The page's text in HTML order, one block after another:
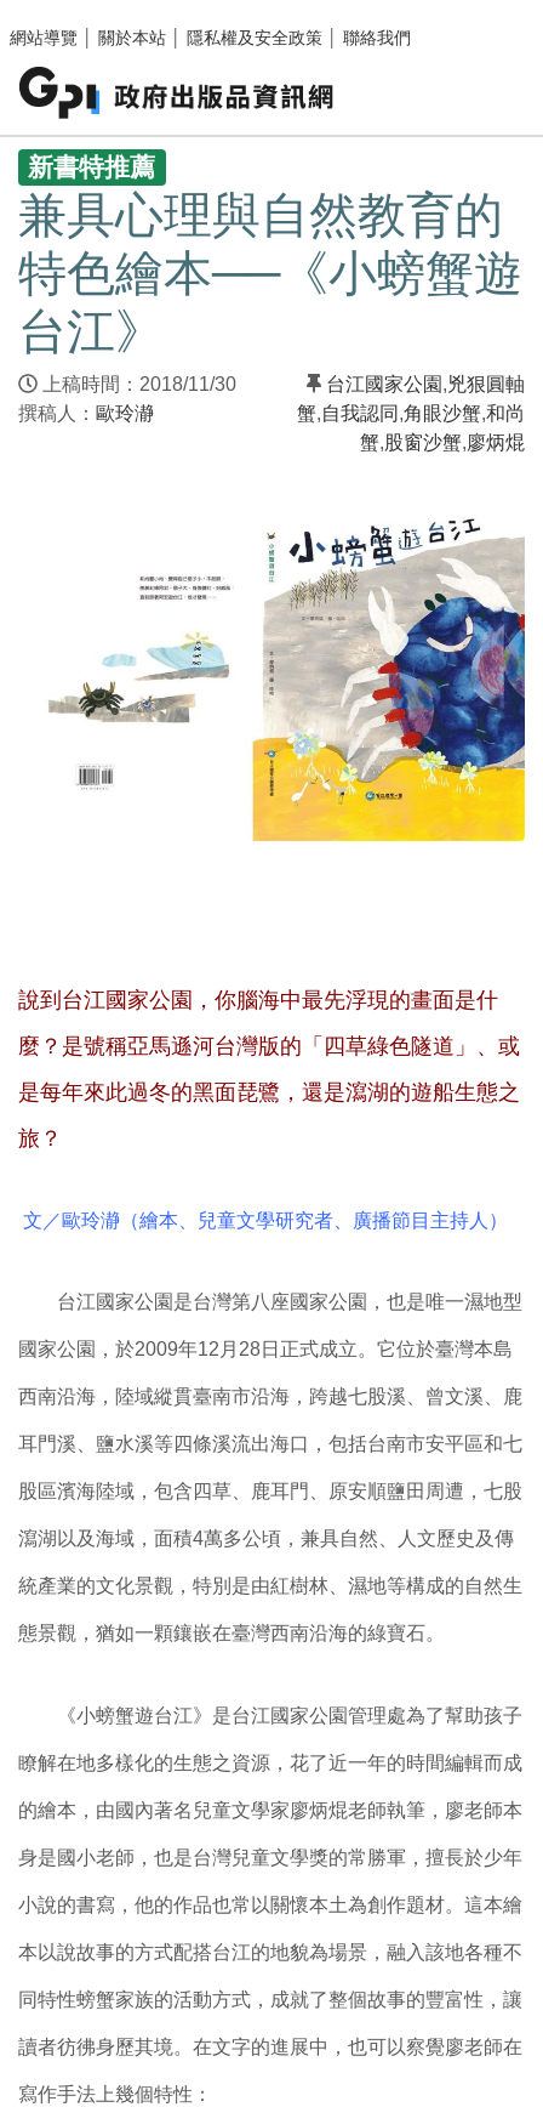
網站導覽
關於本站 隱私權及安全政策 聯絡我們
:::
新書特推薦
兼具心理與自然教育的
特色繪本──《小螃蟹遊
台江》
上稿時間：2018/11/30
撰稿人： 歐玲瀞
台江國家公園 ,兇狠圓軸
蟹,自我認同 ,角眼沙蟹,和尚
蟹, 股窗沙蟹, 廖炳焜
說到台江國家公園，你腦海中最先浮現的畫面是什
麼？是號稱亞馬遜河台灣版的「四草綠色隧道」、或
是每年來此過冬的黑面琵鷺，還是瀉湖的遊船生態之
旅？
文／歐玲瀞（繪本、兒童文學研究者、廣播節目主持人）
台江國家公園是台灣第八座國家公園，也是唯一濕地型
國家公園，於2009年12月28日正式成立。它位於臺灣本島
西南沿海，陸域縱貫臺南市沿海，跨越七股溪、曾文溪、鹿
耳門溪、鹽水溪等四條溪流出海口，包括台南市安平區和七
股區濱海陸域，包含四草、鹿耳門、原安順鹽田周遭，七股
瀉湖以及海域，面積4萬多公頃，兼具自然、人文歷史及傳
統產業的文化景觀，特別是由紅樹林、濕地等構成的自然生
態景觀，猶如一顆鑲嵌在臺灣西南沿海的綠寶石。
《小螃蟹遊台江》是台江國家公園管理處為了幫助孩子
瞭解在地多樣化的生態之資源，花了近一年的時間編輯而成
的繪本，由國內著名兒童文學家廖炳焜老師執筆，廖老師本
身是國小老師，也是台灣兒童文學獎的常勝軍，擅長於少年
小說的書寫，他的作品也常以關懷本土為創作題材。這本繪
本以說故事的方式配搭台江的地貌為場景，融入該地各種不
同特性螃蟹家族的活動方式，成就了整個故事的豐富性，讓
讀者彷彿身歷其境。在文字的進展中，也可以察覺廖老師在
寫作手法上幾個特性：